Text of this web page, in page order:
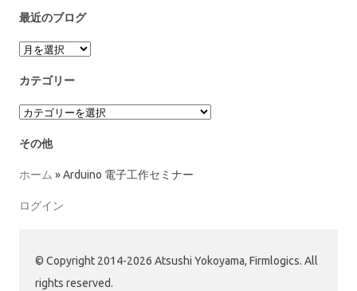
最近のブログ
ア
カ
ブ
カテゴリー
カ
ゴ
ー
その他
ホーム »Arduino 電子工作セミナー
ログイン
© Copyright 2014-2026 Atsushi Yokoyama, Firmlogics. All
rights reserved.